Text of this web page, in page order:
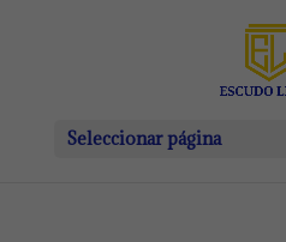
Seleccionar página